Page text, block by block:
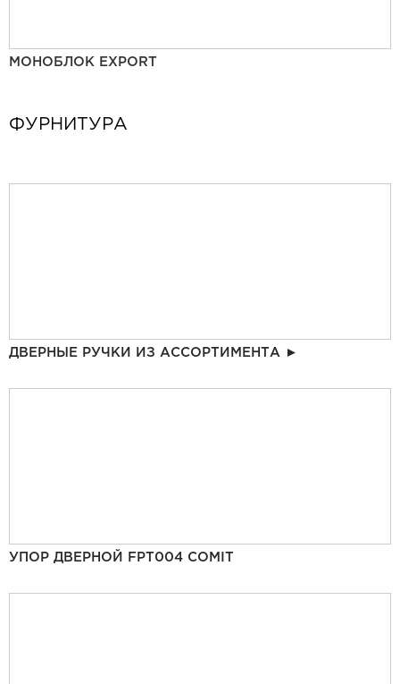
МОНОБЛОК EXPORT
ФУРНИТУРА
ДВЕРНЫЕ РУЧКИ ИЗ АССОРТИМЕНТА ►
УПОР ДВЕРНОЙ FPT004 COMIT